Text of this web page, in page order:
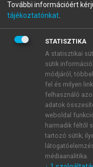
A regisztráció után a
BELÉPÉS
ÚJ FIÓK
1 óra díjmentes
E-MAIL-CÍM
További információért
tájékoztatónkat
STATISZTIKA
A statisztikai
sütik
módjáról,
fel és milyen
felhasználó
adatok
weboldal
harmadik féltől
tartozó sütik;
médiaanalitika.